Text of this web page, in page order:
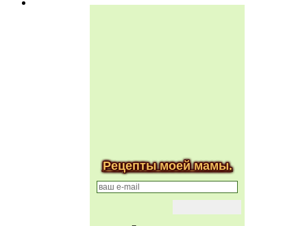
Рецепты моей мамы.